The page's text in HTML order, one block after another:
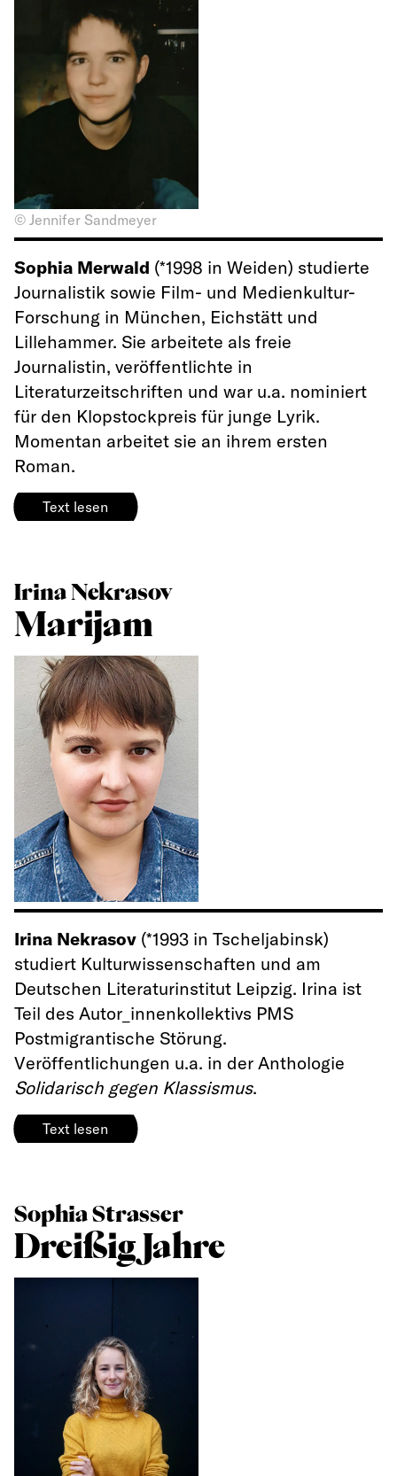
© Jennifer Sandmeyer
Sophia Merwald (*1998 in Weiden) studierte
Journalistik sowie Film- und Medienkultur-
Forschung in München, Eichstätt und
Lillehammer. Sie arbeitete als freie
Journalistin, veröffentlichte in
Literaturzeitschriften und war u.a. nominiert
für den Klopstockpreis für junge Lyrik.
Momentan arbeitet sie an ihrem ersten
Roman.
Text lesen
Irina Nekrasov
Marijam
Irina Nekrasov (*1993 in Tscheljabinsk)
studiert Kulturwissenschaften und am
Deutschen Literaturinstitut Leipzig. Irina ist
Teil des Autor_innenkollektivs PMS
Postmigrantische Störung.
Veröffentlichungen u.a. in der Anthologie
Solidarisch gegen Klassismus.
Text lesen
Sophia Strasser
Dreißig Jahre